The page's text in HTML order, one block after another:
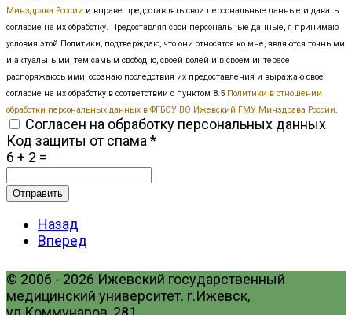
Минздрава России и вправе предоставлять свои персональные данные и давать
согласие на их обработку. Предоставляя свои персональные данные, я принимаю
условия этой Политики, подтверждаю, что они относятся ко мне, являются точными
и актуальными, тем самым свободно, своей волей и в своем интересе
распоряжаюсь ими, осознаю последствия их предоставления и выражаю свое
согласие на их обработку в соответствии с пунктом 8.5 Политики в отношении
обработки персональных данных в ФГБОУ ВО Ижевский ГМУ Минздрава России
Согласен на обработку персональных данных
Код защиты от спама *
6 + 2 =
Отправить
Назад
Вперед
© 2006 - 2026 Ижевский государственный
медицинский университет. г.Ижевск,